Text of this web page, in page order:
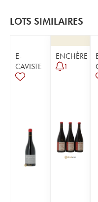
LOTS SIMILAIRES
E-
CAVISTE
ENCHÈRE
1